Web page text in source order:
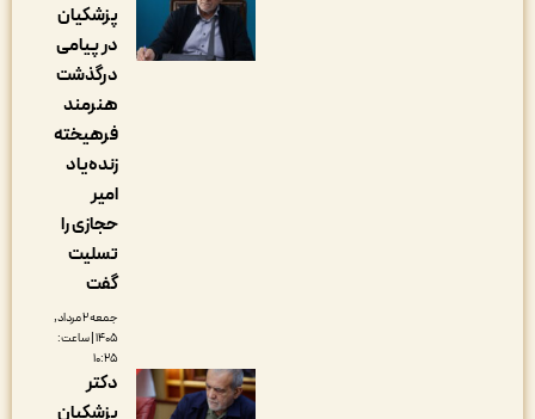
پزشکیان
در پیامی
درگذشت
هنرمند
فرهیخته
حجازی را
جمعه ۲ مرداد,
۱۴۰۵ | ساعت:
دکتر
پزشکیان